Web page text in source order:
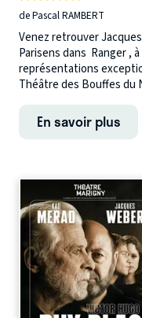
de Pascal RAMBERT
Venez retrouver
Parisens dans Ranger ,
représentations
Théâtre des Bouffes du
En savoir plus